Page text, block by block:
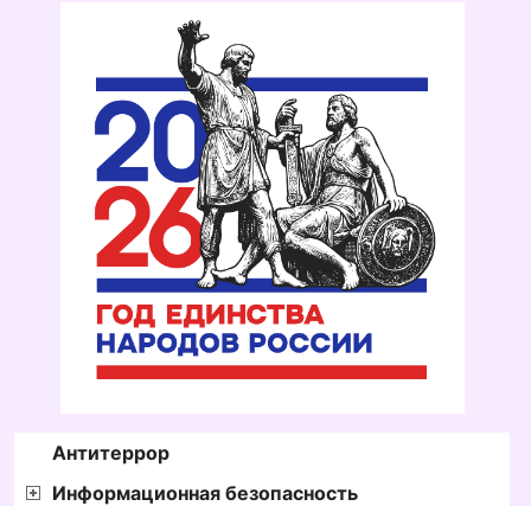
Антитеррор
Информационная безопасность